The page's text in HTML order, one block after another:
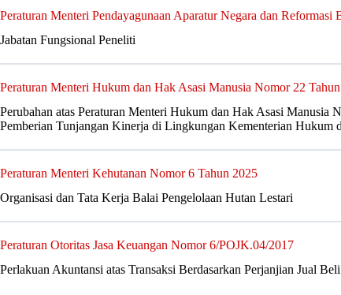
Peraturan Menteri Pendayagunaan Aparatur Negara dan
Jabatan Fungsional Peneliti
Peraturan Menteri Hukum dan Hak Asasi Manusia Nomor 22
Perubahan atas Peraturan Menteri Hukum dan Hak Asasi Manusia
Pemberian Tunjangan Kinerja di Lingkungan Kementerian Hukum
Peraturan Menteri Kehutanan Nomor 6 Tahun 2025
Organisasi dan Tata Kerja Balai Pengelolaan Hutan Lestari
Peraturan Otoritas Jasa Keuangan Nomor 6/POJK.04/2017
Perlakuan Akuntansi atas Transaksi Berdasarkan Perjanjian Jual